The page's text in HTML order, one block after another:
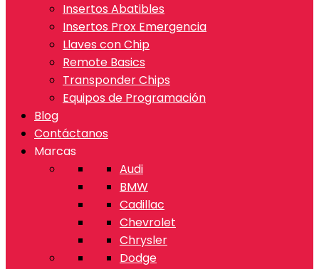
Insertos Abatibles
Insertos Prox Emergencia
Llaves con Chip
Remote Basics
Transponder Chips
Equipos de Programación
Blog
Contáctanos
Marcas
Audi
BMW
Cadillac
Chevrolet
Chrysler
Dodge